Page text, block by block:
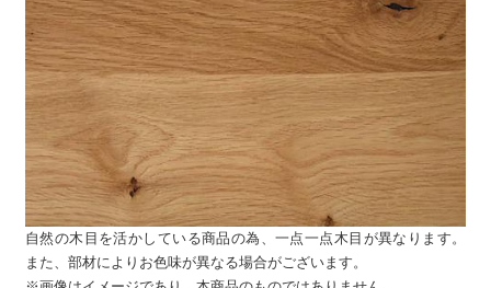
自然の木目を活かしている商品の為、一点一点木目が異なります。
また、部材によりお色味が異なる場合がございます。